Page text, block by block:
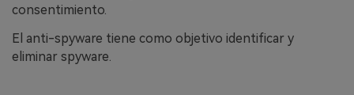
consentimiento.
El anti-spyware tiene como objetivo identificar y
eliminar spyware.